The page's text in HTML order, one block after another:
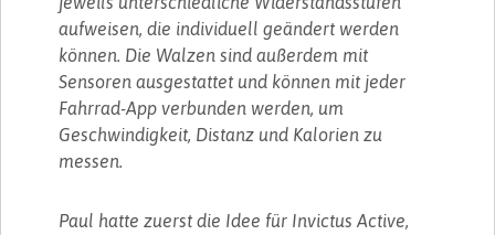
aufweisen, die individuell geändert werden
können. Die Walzen sind außerdem mit
Sensoren ausgestattet und können mit jeder
Fahrrad-App verbunden werden, um
Geschwindigkeit, Distanz und Kalorien zu
messen.
Paul hatte zuerst die Idee für Invictus Active,